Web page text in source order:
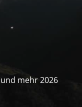
mehr 2026